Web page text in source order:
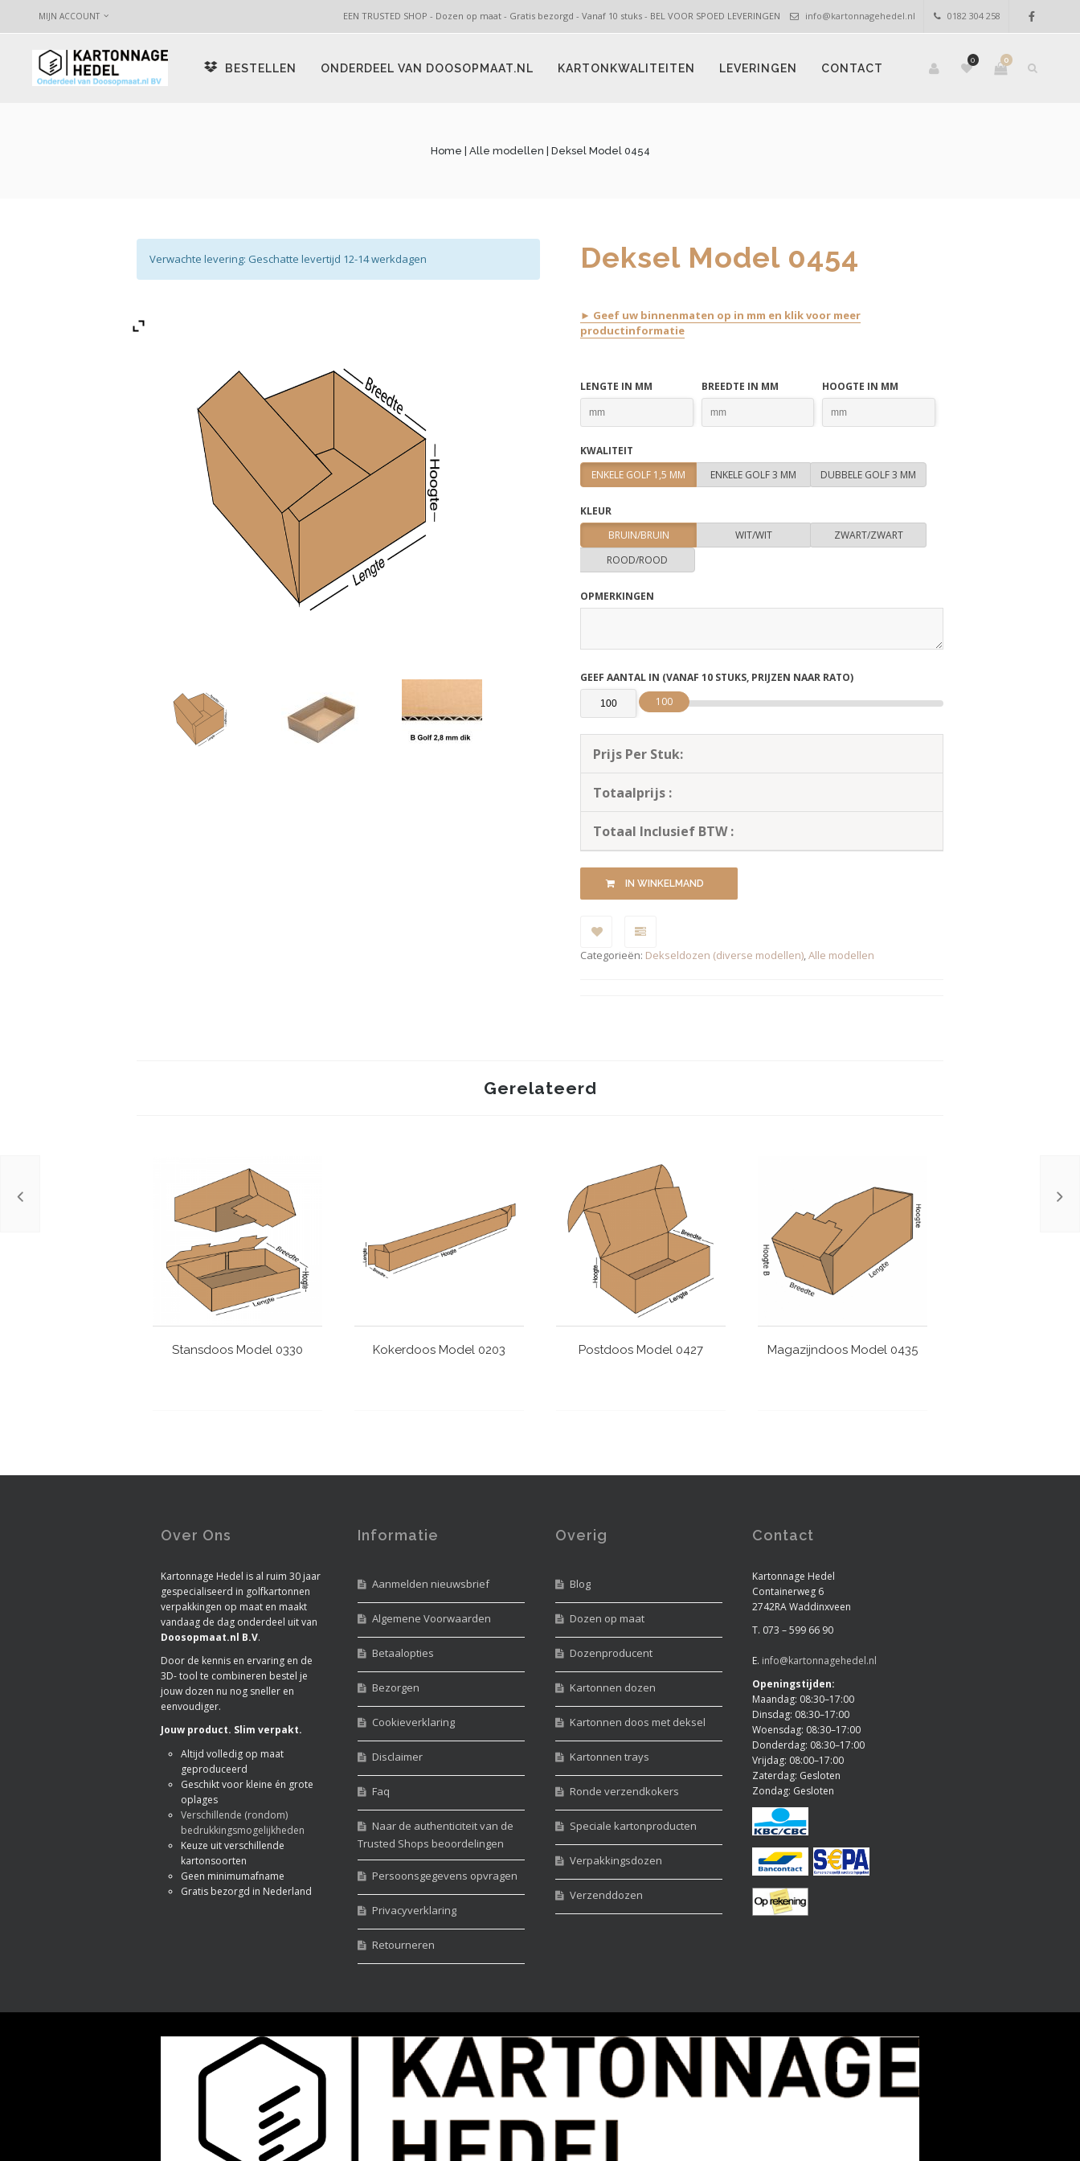
EEN TRUSTED SHOP - Dozen op maat - Gratis bezorgd - Vanaf 10 stuks - BEL VOOR SPOED LEVERINGEN info@kartonnagehedel.nl 0182 304 258
MIJN ACCOUNT
0
0
BESTELLEN ONDERDEEL VAN DOOSOPMAAT.NL KARTONKWALITEITEN LEVERINGEN CONTACT
Home Alle modellen | Deksel Model 0454
Deksel Model 0454
Verwachte levering: Geschatte levertijd 12-14 werkdagen
► Geef uw binnenmaten op in mm en klik voor meer
productinformatie
LENGTE IN MM BREEDTE IN MM HOOGTE IN MM
KWALITEIT
ENKELE GOLF 1,5 MM
ENKELE GOLF 3 MM DUBBELE GOLF 3 MM
KLEUR
BRUIN/BRUIN
WIT/WIT
ZWART/ZWART
ROOD/ROOD
OPMERKINGEN
GEEF AANTAL IN (VANAF 10 STUKS, PRIJZEN NAAR RATO)
100
Prijs Per Stuk:
Totaalprijs :
Totaal Inclusief BTW :
Categorieën: Dekseldozen (diverse modellen),Alle modellen
Gerelateerd
Stansdoos Model 0330 Kokerdoos Model 0203 Postdoos Model 0427 Magazijndoos Model 0435
Over Ons
Kartonnage Hedel is al ruim 30 jaar
gespecialiseerd in golfkartonnen
verpakkingen op maat en maakt
vandaag de dag onderdeel uit van
Doosopmaat.nl B.V.
Door de kennis en ervaring en de
3D- tool te combineren bestel je
jouw dozen nu nog sneller en
eenvoudiger.
Jouw product. Slim verpakt.
Altijd volledig op maat
geproduceerd
Geschikt voor kleine én grote
oplages
Verschillende (rondom)
bedrukkingsmogelijkheden
Keuze uit verschillende
kartonsoorten
Geen minimumafname
Gratis bezorgd in Nederland
Informatie
Aanmelden nieuwsbrief
Algemene Voorwaarden
Betaalopties
Bezorgen
Cookieverklaring
Disclaimer
Faq
Naar de authenticiteit van de
Trusted Shops beoordelingen
Persoonsgegevens opvragen
Privacyverklaring
Retourneren
Overig
Blog
Dozen op maat
Dozenproducent
Kartonnen dozen
Kartonnen doos met deksel
Kartonnen trays
Ronde verzendkokers
Speciale kartonproducten
Verpakkingsdozen
Verzenddozen
Contact
Kartonnage Hedel
Containerweg 6
2742RA Waddinxveen
T. 073 – 599 66 90
E. info@kartonnagehedel.nl
Openingstijden:
Maandag: 08:30–17:00
Dinsdag: 08:30–17:00
Woensdag: 08:30–17:00
Donderdag: 08:30–17:00
Vrijdag: 08:00–17:00
Zaterdag: Gesloten
Zondag: Gesloten